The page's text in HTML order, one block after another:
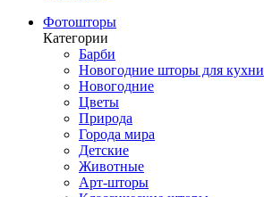
Фотошторы
Категории
Барби
Новогодние шторы для кухни
Новогодние
Цветы
Природа
Города мира
Детские
Животные
Арт-шторы